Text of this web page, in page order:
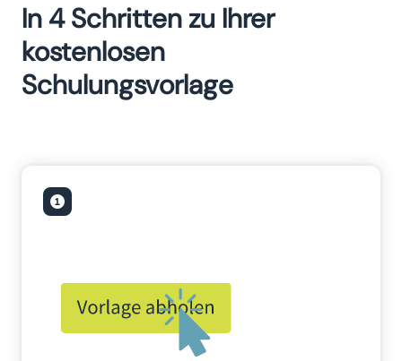
In 4 Schritten zu Ihrer
kostenlosen
Schulungsvorlage